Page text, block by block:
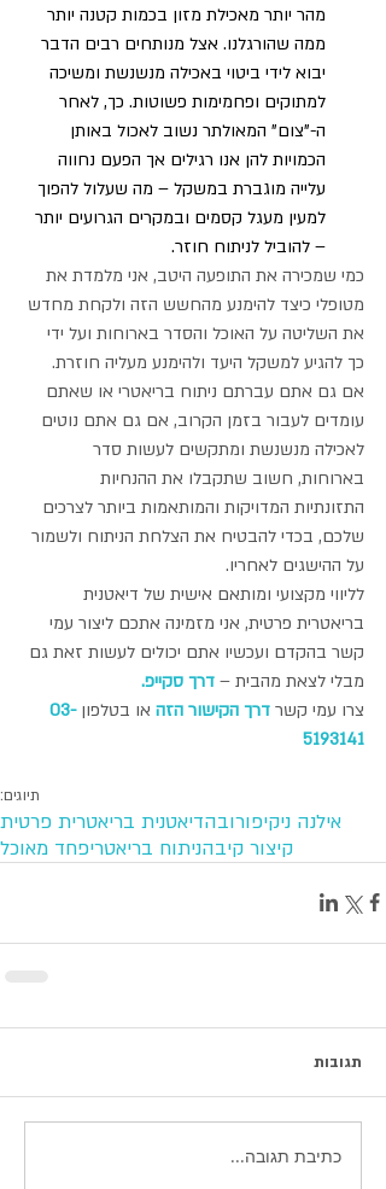
מהר יותר מאכילת מזון בכמות קטנה יותר
ממה שהורגלנו. אצל מנותחים רבים הדבר
יבוא לידי ביטוי באכילה מנשנשת ומשיכה
למתוקים ופחמימות פשוטות. כך, לאחר
ה-”צום" המאולתר נשוב לאכול באותן
הכמויות להן אנו רגילים אך הפעם נחווה
עלייה מוגברת במשקל – מה שעלול להפוך
למעין מעגל קסמים ובמקרים הגרועים יותר
– להוביל לניתוח חוזר.
כמי שמכירה את התופעה היטב, אני מלמדת את
מטופלי כיצד להימנע מהחשש הזה ולקחת מחדש
את השליטה על האוכל והסדר בארוחות ועל ידי
כך להגיע למשקל היעד ולהימנע מעליה חוזרת.
אם גם אתם עברתם ניתוח בריאטרי או שאתם
עומדים לעבור בזמן הקרוב, אם גם אתם נוטים
לאכילה מנשנשת ומתקשים לעשות סדר
בארוחות, חשוב שתקבלו את ההנחיות
התזונתיות המדויקות והמותאמות ביותר לצרכים
שלכם, בכדי להבטיח את הצלחת הניתוח ולשמור
על ההישגים לאחריו.
לליווי מקצועי ומותאם אישית של דיאטנית
בריאטרית פרטית, אני מזמינה אתכם ליצור עמי
קשר בהקדם ועכשיו אתם יכולים לעשות זאת גם
מבלי לצאת מהבית – דרך סקייפ.
צרו עמי קשר דרך הקישור הזה או בטלפון 03-
5193141
תיוגים:
אילנה ניקיפורובהדיאטנית בריאטרית פרטית
קיצור קיבהניתוח בריאטריפחד מאוכל
תגובות
כתיבת תגובה...